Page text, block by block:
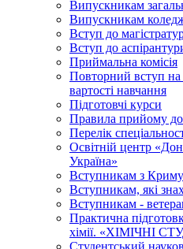
Випускникам
Випускникам
Вступ до
Вступ до
Приймальна комісія
Повторний вступ
вартості навчання
Підготовчі курси
Правила прийому
Перелік
Освітній центр
Україна»
Вступникам з
Вступникам, які
Вступникам -
Практична
хімії. «ХІМІЧНІ
Студентський